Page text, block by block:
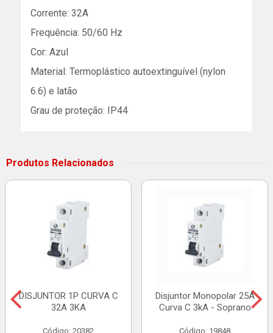
Corrente: 32A
Frequência: 50/60 Hz
Cor: Azul
Material: Termoplástico autoextinguível (nylon
6.6) e latão
Grau de proteção: IP44
Produtos Relacionados
DISJUNTOR 1P CURVA C
32A 3KA
Código: 20382
Disjuntor Monopolar 25A
Curva C 3kA - Soprano
Código: 19848